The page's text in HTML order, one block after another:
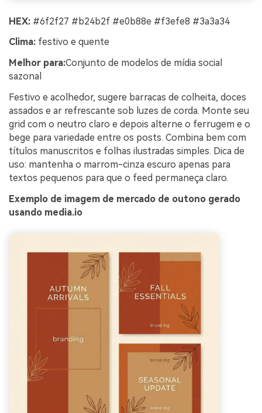
HEX: #6f2f27 #b24b2f #e0b88e #f3efe8 #3a3a34
Clima: festivo e quente
Melhor para:Conjunto de modelos de mídia social
sazonal
Festivo e acolhedor, sugere barracas de colheita, doces
assados e ar refrescante sob luzes de corda. Monte seu
grid com o neutro claro e depois alterne o ferrugem e o
bege para variedade entre os posts. Combina bem com
títulos manuscritos e folhas ilustradas simples. Dica de
uso: mantenha o marrom-cinza escuro apenas para
textos pequenos para que o feed permaneça claro.
Exemplo de imagem de mercado de outono gerado
usando media.io